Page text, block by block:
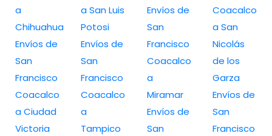
a
Chihuahua
Envíos de
San
Francisco
Coacalco
a Ciudad
Victoria
a San Luis
Potosi
Envíos de
San
Francisco
Coacalco
a
Tampico
Envíos de
San
Francisco
Coacalco
a
Miramar
Envíos de
San
Coacalco
a San
Nicolás
de los
Garza
Envíos de
San
Francisco